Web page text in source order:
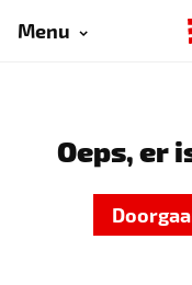
Menu
Oeps, er